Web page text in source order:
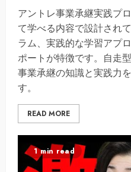
アントレ事業承継実践プ
て学べる内容で設計され
ラム、実践的な学習アプ
ポートが特徴です。自走
事業承継の知識と実践力
す。
READ MORE
1 min read